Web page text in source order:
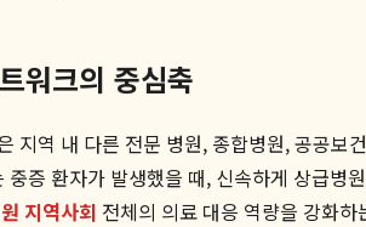
워크의 중심축
지역 내 다른 전문 병원, 종합병원, 공공
증 환자가 발생했을 때, 신속하게 상급병
지역사회 전체의 의료 대응 역량을 강화